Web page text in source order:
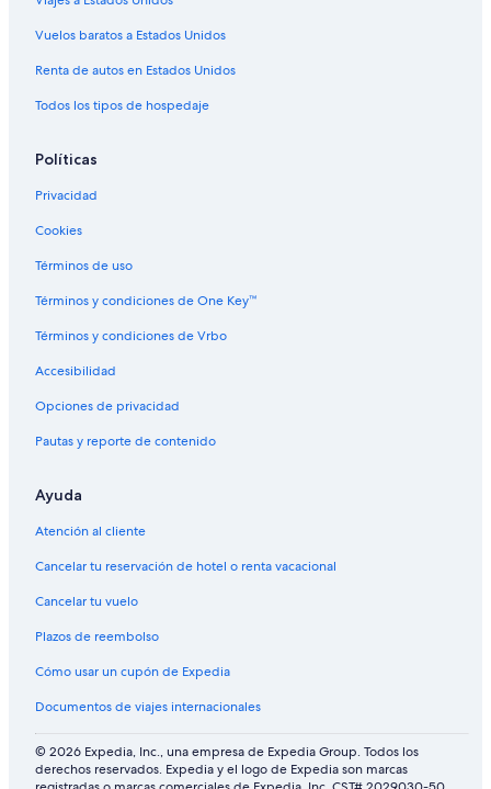
Vuelos baratos a Estados Unidos
Renta de autos en Estados Unidos
Todos los tipos de hospedaje
Políticas
Privacidad
Cookies
Términos de uso
Términos y condiciones de One Key™
Términos y condiciones de Vrbo
Accesibilidad
Opciones de privacidad
Pautas y reporte de contenido
Ayuda
Atención al cliente
Cancelar tu reservación de hotel o renta vacacional
Cancelar tu vuelo
Plazos de reembolso
Cómo usar un cupón de Expedia
Documentos de viajes internacionales
© 2026 Expedia, Inc., una empresa de Expedia Group. Todos los
derechos reservados. Expedia y el logo de Expedia son marcas